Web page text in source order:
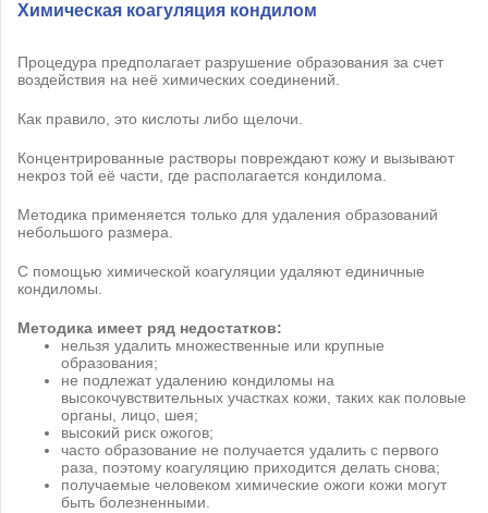
Химическая коагуляция кондилом
Процедура предполагает разрушение образования за счет
воздействия на неё химических соединений.
Как правило, это кислоты либо щелочи.
Концентрированные растворы повреждают кожу и вызывают
некроз той её части, где располагается кондилома.
Методика применяется только для удаления образований
небольшого размера.
С помощью химической коагуляции удаляют единичные
кондиломы.
Методика имеет ряд недостатков:
нельзя удалить множественные или крупные
образования;
не подлежат удалению кондиломы на
высокочувствительных участках кожи, таких как половые
органы, лицо, шея;
высокий риск ожогов;
часто образование не получается удалить с первого
раза, поэтому коагуляцию приходится делать снова;
получаемые человеком химические ожоги кожи могут
быть болезненными.